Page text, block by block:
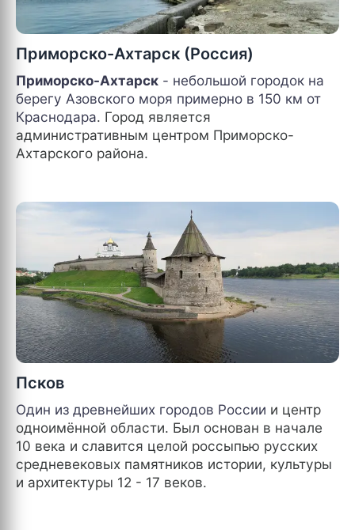
Приморско-Ахтарск (Россия)
Приморско-Ахтарск - небольшой городок на
берегу Азовского моря примерно в 150 км от
Краснодара. Город является
административным центром Приморско-
Ахтарского района.
Псков
Один из древнейших городов России и центр
одноимённой области. Был основан в начале
10 века и славится целой россыпью русских
средневековых памятников истории, культуры
и архитектуры 12 - 17 веков.